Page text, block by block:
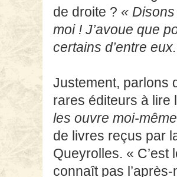
Justement, parlons
rares éditeurs à
de livres reçus par
Queyrolles. « C’est
connaît pas
Ce fut le cas des
Son absence de
comparaison